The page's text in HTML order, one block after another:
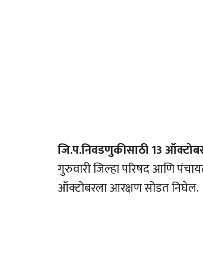
जि.प.निवडणुकीसाठी 13
गुरुवारी जिल्हा परिषद आणि
ऑक्टोबरला आरक्षण सोडत निघेल.